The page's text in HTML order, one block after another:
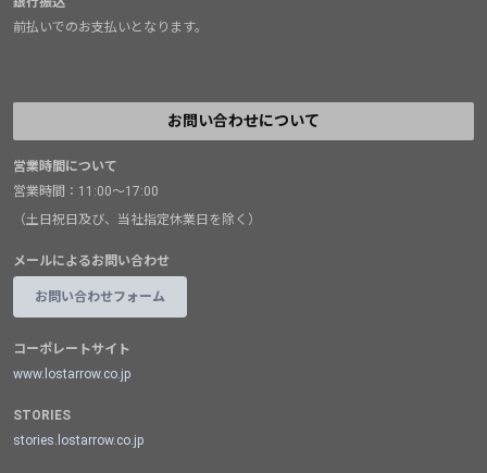
前払いでのお支払いとなります。
お問い合わせについて
営業時間について
営業時間：11:00～17:00
（土日祝日及び、当社指定休業日を除く）
メールによるお問い合わせ
お問い合わせフォーム
コーポレートサイト
www.lostarrow.co.jp
STORIES
stories.lostarrow.co.jp